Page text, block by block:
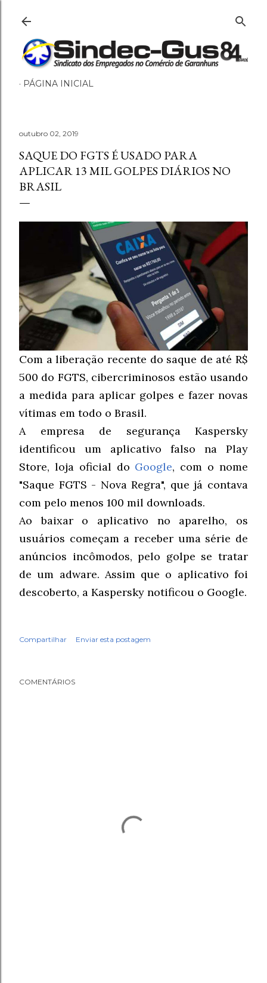
PÁGINA INICIAL
outubro 02, 2019
SAQUE DO FGTS É USADO PARA
APLICAR 13 MIL GOLPES DIÁRIOS NO
BRASIL
Com a liberação recente do saque de até R$
500 do FGTS, cibercriminosos estão usando
a medida para aplicar golpes e fazer novas
vítimas em todo o Brasil.
A empresa de segurança Kaspersky
identificou um aplicativo falso na Play
Store, loja oficial do Google, com o nome
"Saque FGTS - Nova Regra", que já contava
com pelo menos 100 mil downloads.
Ao baixar o aplicativo no aparelho, os
usuários começam a receber uma série de
anúncios incômodos, pelo golpe se tratar
de um adware. Assim que o aplicativo foi
descoberto, a Kaspersky notificou o Google.
Compartilhar Enviar esta postagem
COMENTÁRIOS